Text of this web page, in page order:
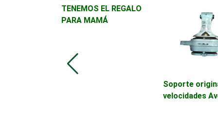
Asesoría Fiscal
TENEMOS EL REGALO
PARA MAMÁ
Soporte
velocidades